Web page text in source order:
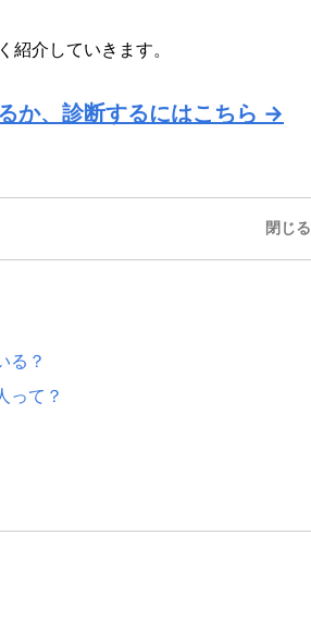
介していきます。
か、診断するにはこちら →
閉じる
る？
って？